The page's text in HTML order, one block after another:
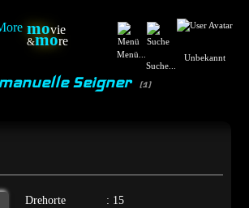
movie
&more
Menü...
Suche...
Unbekannt
Seigner (1)
Drehorte
: 15